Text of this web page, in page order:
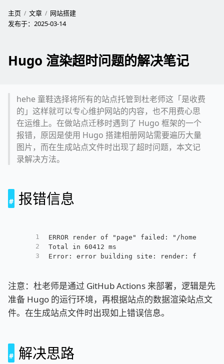
主页 文章
网站搭建
发布于： 2025-03-14
Hugo 渲染超时问题的解决笔记
hehe 童鞋选择将所有的站点托管到杜老师这「是收费
的」这样就可以专心维护网站的内容，也不用费心思
在运维上。在做站点迁移时遇到了 Hugo 框架的一个
报错，原因是使用 Hugo 搭建相册网站需要遍历大量
图片，而在生成站点文件时出现了超时问题，本文记
录解决方法。
报错信息
1
2
3
ERROR render of "page" failed: "/home/
Total in 60412 ms
Error: error building site: render: failed
注意：杜老师是通过 GitHub Actions 来部署，逻辑是先
准备 Hugo 的运行环境，再根据站点的数据渲染站点文
件。在生成站点文件时出现如上错误信息。
解决思路